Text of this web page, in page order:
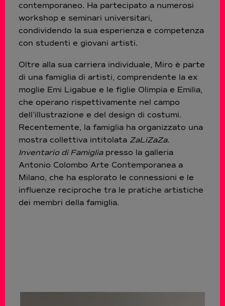
contemporaneo. Ha partecipato a numerosi
workshop e seminari universitari,
condividendo la sua esperienza e competenza
con studenti e giovani artisti.
Oltre alla sua carriera individuale, Miro è parte
di una famiglia di artisti, comprendente la ex
moglie Emi Ligabue e le figlie Olimpia e Emilia,
che operano rispettivamente nel campo
dell’illustrazione e del design di costumi.
Recentemente, la famiglia ha organizzato una
mostra collettiva intitolata ZaLiZaZa.
Inventario di Famigliapresso la galleria
Antonio Colombo Arte Contemporanea a
Milano, che ha esplorato le connessioni e le
influenze reciproche tra le pratiche artistiche
dei membri della famiglia.